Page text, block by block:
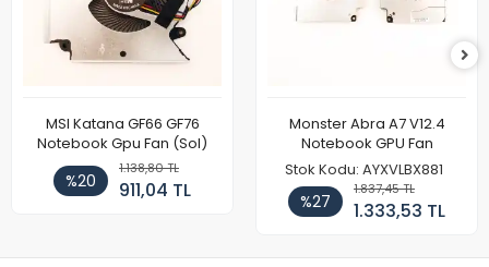
MSI Katana GF66 GF76
Notebook Gpu Fan (Sol)
%20
1.138,80 TL
911,04 TL
Monster Abra A7 V12.4
Notebook GPU Fan
Stok Kodu: AYXVLBX881
%27
1.837,45 TL
1.333,53 TL